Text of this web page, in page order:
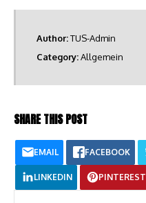
Author:TUS-Admin
Category:Allgemein
SHARE THIS POST
EMAIL FACEBOOK
LINKEDIN PINTEREST